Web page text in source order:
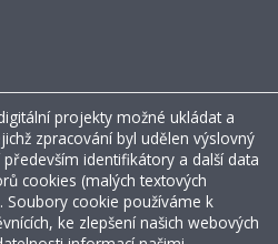
– AI chatbot
vám dnes mohu
osobních údajůMapa stránek
projekty možné ukládat a
zpracování byl udělen výslovný
identifikátory a další data
cookies (malých textových
Soubory cookie používáme k
ke zlepšení našich webových